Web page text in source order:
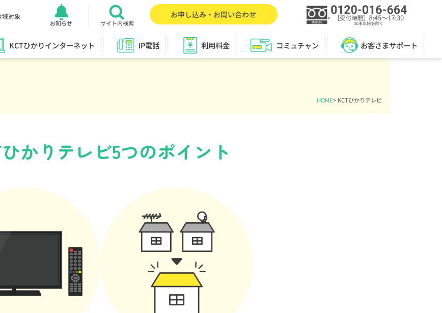
域対象
お知らせ サイト内検索
お申し込み・お問い合わせ
KCTひかりインターネット IP電話 利用料金 コミュチャン お客さまサポート
HOME> KCTひかりテレビ
ひかりテレビ5つのポイント